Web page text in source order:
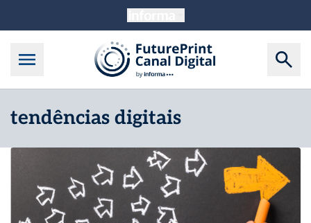
tendências digitais